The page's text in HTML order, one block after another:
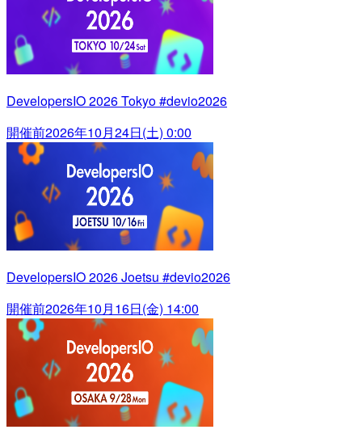
DevelopersIO 2026 Tokyo #devio2026
開催前2026年10月24日(土) 0:00
DevelopersIO 2026 Joetsu #devio2026
開催前2026年10月16日(金) 14:00